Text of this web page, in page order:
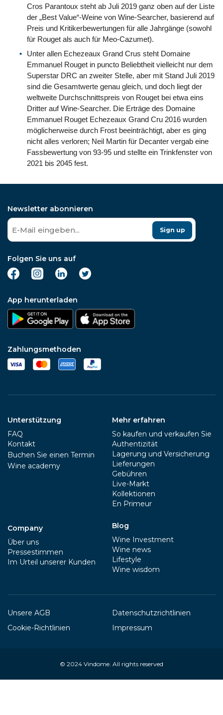
Cros Parantoux steht ab Juli 2019 ganz oben auf der Liste
der „Best Value“-Weine von Wine-Searcher, basierend auf
Preis und Kritikerbewertungen für alle Jahrgänge (sowohl
für Rouget als auch für Meo-Cazumet).
Unter allen Echezeaux Grand Crus steht Domaine
Emmanuel Rouget in puncto Beliebtheit vielleicht nur dem
Superstar DRC an zweiter Stelle, aber mit Stand Juli 2019
sind die Gesamtwerte genau gleich, und doch liegt der
weltweite Durchschnittspreis von Rouget bei etwa eins
Dritter auf Wine-Searcher. Die Erträge des Domaine
Emmanuel Rouget Echezeaux Grand Cru 2016 wurden
möglicherweise durch Frost beeinträchtigt, aber es ging
nicht alles verloren; Neil Martin für Decanter vergab eine
Fassbewertung von 93-95 und stellte ein Trinkfenster von
2021 bis 2045 fest.
Newsletter abonnieren
Sign up
Folgen Sie uns auf
App herunterladen
Zahlungsmethoden
Unterstützung
FAQ
Kontakt
Buchen Sie einen Termin
Wine academy
Company
Über uns
Pressestimmen
Im Urteil unserer Kunden
Mehr erfahren
So kaufen und verkaufen Sie
Authentizität
Lagerung und Versicherung
Lieferungen
Gebühren
Live-Markt
Kollektionen
En Primeur
Blog
Wine Investment
Wine news
Lifestyle
Wine wisdom
Unsere AGB
Datenschutzrichtlinien
Cookie-Richtlinien
Impressum
© 2024 Vindome. All rights reserved